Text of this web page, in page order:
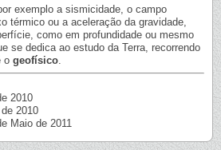
exemplo a sismicidade, o campo
térmico ou a aceleração da gravidade,
como em profundidade ou mesmo
se dedica ao estudo da Terra, recorrendo
o geofísico.
2010
2010
Maio de 2011